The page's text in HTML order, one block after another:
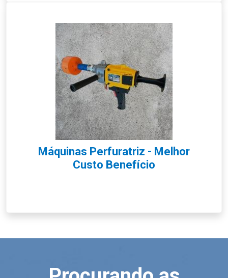
Máquinas Perfuratriz - Melhor
Custo Benefício